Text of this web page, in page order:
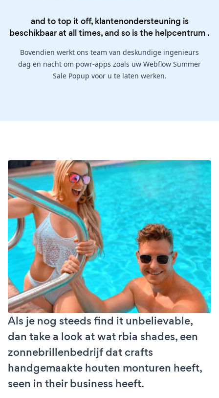
and to top it off, klantenondersteuning is
beschikbaar at all times, and so is the helpcentrum .
Bovendien werkt ons team van deskundige ingenieurs
dag en nacht om powr-apps zoals uw Webflow Summer
Sale Popup voor u te laten werken.
Als je nog steeds find it unbelievable,
dan take a look at wat rbia shades, een
zonnebrillenbedrijf dat crafts
handgemaakte houten monturen heeft,
seen in their business heeft.